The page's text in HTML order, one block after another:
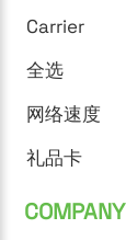
Carrier
全选
网络速度
礼品卡
COMPANY